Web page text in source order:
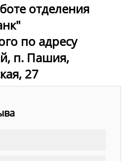
отделения
по адресу
п. Пашия,
27